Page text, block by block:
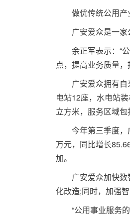
做优传统公用产
广安爱众是一家公
余正军表示：“公
点，提高业务质量
广安爱众拥有自
电站12座，水电站
立方米，服务区域
今年第三季度，
万元，同比增长
加。
广安爱众加快数
化改造;同时，加强
“公用事业服务的